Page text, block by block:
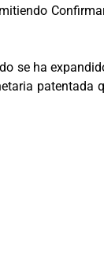
se ha
patentada